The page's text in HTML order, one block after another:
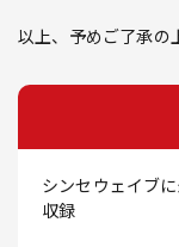
以上、予めご了承の
シンセウェイブ
収録